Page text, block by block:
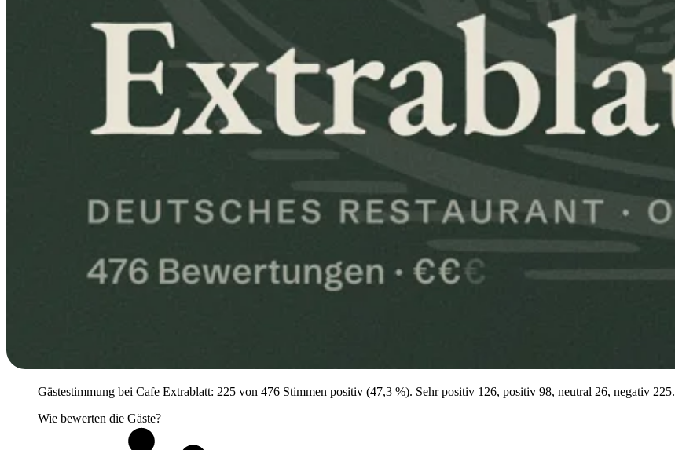
Gästestimmung bei Cafe Extrablatt: 225 von 476 Stimmen positiv (47,3 %). Sehr positiv 126, positiv 98, neutral 26, negativ 225.
Wie bewerten die Gäste?